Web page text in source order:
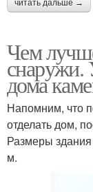
читать дальше →
Чем
снаружи.
дома
Напомним, что
отделать дом,
Размеры
м.